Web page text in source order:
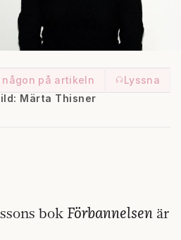
någon på artikeln
Lyssna
Märta Thisner
bok Förbannelsen är